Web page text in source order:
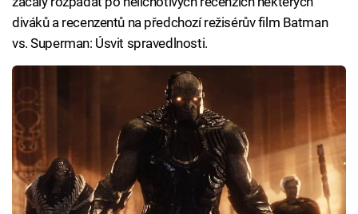
diváků a recenzentů na předchozí režisérův film Batman
vs. Superman: Úsvit spravedlnosti.